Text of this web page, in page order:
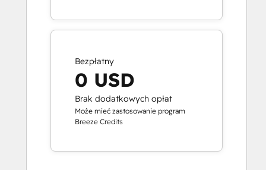
Bezpłatny
0 USD
Brak dodatkowych opłat
Może mieć zastosowanie program
Breeze Credits